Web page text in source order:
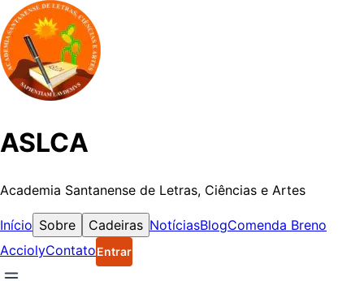
ASLCA
Academia Santanense de Letras, Ciências e Artes
Início Sobre Cadeiras NotíciasBlogComenda Breno
AcciolyContatoEntrar